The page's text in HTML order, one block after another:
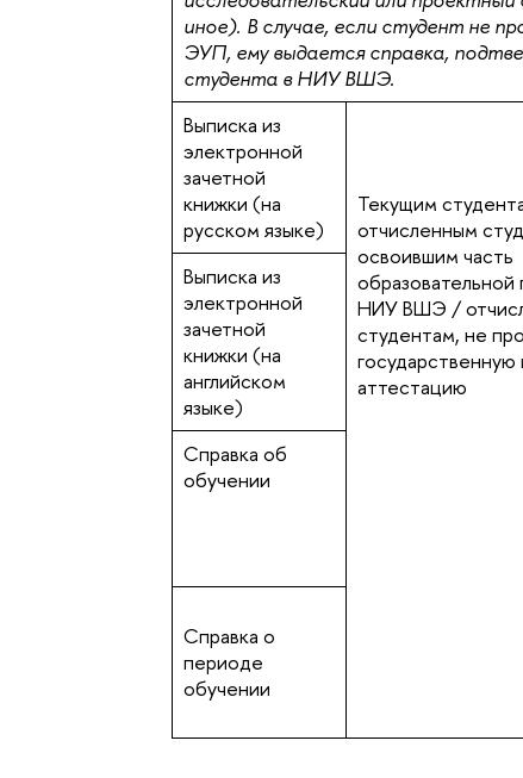
иное). В случае, если студент не
ЭУП, ему выдается справка,
студента в НИУ ВШЭ.
Выписка из
электронной
зачетной
книжки (на
русском языке)
Текущим
отчисленным
освоившим часть
образовательной
НИУ ВШЭ /
студентам, не
государственную
аттестацию
Выписка из
электронной
зачетной
книжки (на
английском
языке)
Справка об
обучении
Справка о
периоде
обучении